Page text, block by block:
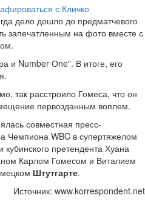
дело дошло до предматчевого
запечатленным на фото вместе с
и Number Оne". В итоге, его
так расстроило Гомеса, что он
первозданным воплем.
совместная пресс-
Чемпиона WBC в супертяжелом
претендента Хуана
Карлом Гомесом и Виталием
Штутгарте.
Источник: www.korrespondent.net